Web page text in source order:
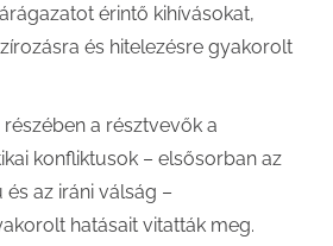
érintő kihívásokat,
és hitelezésre gyakorolt
a résztvevők a
konfliktusok – elsősorban az
az iráni válság –
hatásait vitatták meg.